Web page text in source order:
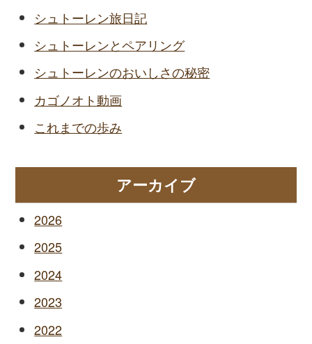
シュトーレン旅日記
シュトーレンとペアリング
シュトーレンのおいしさの秘密
カゴノオト動画
これまでの歩み
アーカイブ
2026
2025
2024
2023
2022